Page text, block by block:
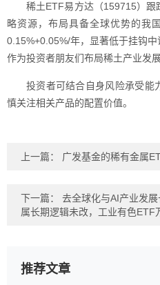
稀土ETF易方达（159715）
略资源，布局具备全球优势的我
0.15%+0.05%/年，显著低于挂钩
作为投资者朋友们布局稀土产业发
投资者可结合自身风险承受能
慎关注相关产品的配置价值。
上一篇： 广发基金的稀有金属
下一篇： 去全球化与AI产业发
属长期逻辑未改，工业有色
推荐文章